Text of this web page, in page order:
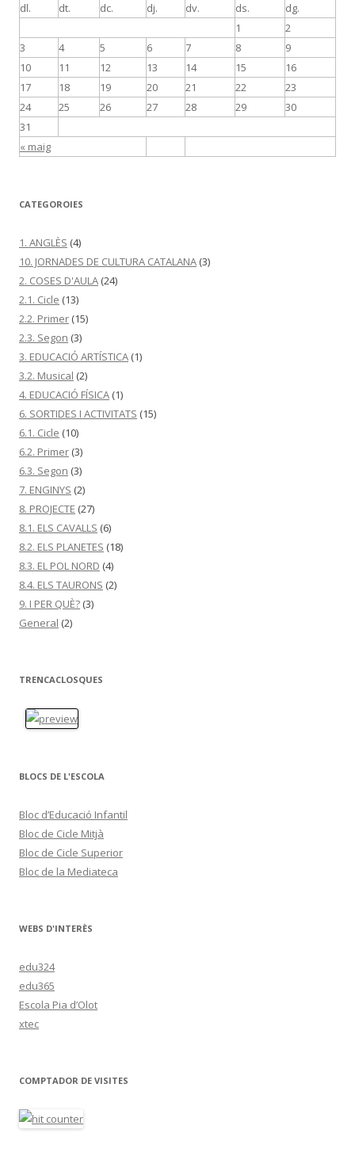
dl.
dt. dc. dj. dv. ds. dg.
« maig
1
2
3
4 5 6 7 8
9
10
11 12 13 14 15
16
17
18 19 20 21 22
23
24
25 26 27 28 29
30
31
CATEGOROIES
1. ANGLÈS (4)
10. JORNADES DE CULTURA CATALANA (3)
2. COSES D'AULA (24)
2.1. Cicle (13)
2.2. Primer (15)
2.3. Segon (3)
3. EDUCACIÓ ARTÍSTICA (1)
3.2. Musical (2)
4. EDUCACIÓ FÍSICA (1)
6. SORTIDES I ACTIVITATS (15)
6.1. Cicle (10)
6.2. Primer (3)
6.3. Segon (3)
7. ENGINYS (2)
8. PROJECTE (27)
8.1. ELS CAVALLS (6)
8.2. ELS PLANETES (18)
8.3. EL POL NORD (4)
8.4. ELS TAURONS (2)
9. I PER QUÈ? (3)
General (2)
TRENCACLOSQUES
BLOCS DE L'ESCOLA
Bloc d’Educació Infantil
Bloc de Cicle Mitjà
Bloc de Cicle Superior
Bloc de la Mediateca
WEBS D'INTERÈS
edu324
edu365
Escola Pia d’Olot
xtec
COMPTADOR DE VISITES